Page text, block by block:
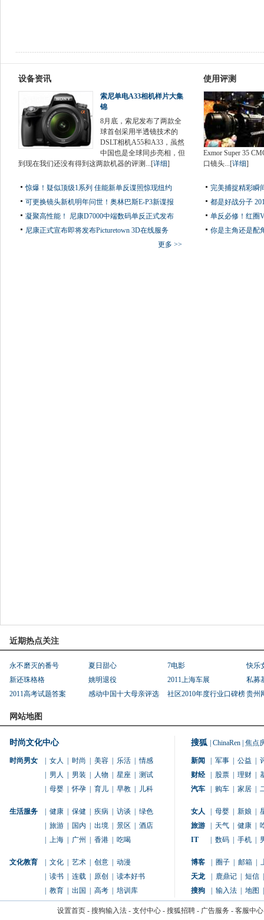
设备资讯
索尼单电A33相机样片大集
锦
8月底，索尼发布了两款全
球首创采用半透镜技术的
DSLT相机A55和A33，虽然
中国也是全球同步亮相，但
到现在我们还没有得到这两款机器的评测...[详细]
惊爆！疑似顶级1系列 佳能新单反谍照惊现纽约
可更换镜头新机明年问世！奥林巴斯E-P3新谍报
凝聚高性能！ 尼康D7000中端数码单反正式发布
尼康正式宣布即将发布Picturetown 3D在线服务
更多 >>
使用评测
Exmor Super 35
口镜头...[详细]
完美捕捉精彩瞬
都是好战分子
单反必修！红圈
你是主角还是配
近期热点关注
永不磨灭的番号 夏日甜心 7电影
快乐
新还珠格格
姚明退役 2011上海车展
私募
2011高考试题答案
感动中国十大母亲评选 社区2010年度行业口碑榜贵州
网站地图
时尚文化中心
时尚男女 女人 时尚 美容 乐活
情感
男人 男装 人物 星座
测试
母婴 怀孕 育儿 早教 儿科
生活服务 健康 保健 疾病 访谈
绿色
旅游 国内 出境 景区
酒店
上海 广州 香港 吃喝
文化教育 文化 艺术 创意
动漫
读书 连载 原创
读本好书
教育 出国 高考 培训库
搜狐 ChinaRen 焦点
新闻 军事 公益
财经
股票 理财
汽车
购车 家居
女人 母婴 新娘
旅游
天气 健康
IT
数码 手机
博客 圈子 邮箱
天龙
鹿鼎记 短信
搜狗
输入法 地图
设置首页- 搜狗输入法- 支付中心- 搜狐招聘- 广告服务 - 客服中心